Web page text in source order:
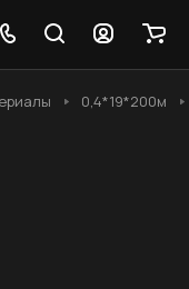
0,4*19*200м